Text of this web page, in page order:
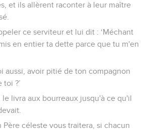
et ils allèrent raconter à leur maître
ce serviteur et lui dit : ‘Méchant
en entier ta dette parce que tu m'en
aussi, avoir pitié de ton compagnon
?’
le livra aux bourreaux jusqu'à ce qu'il
Père céleste vous traitera, si chacun